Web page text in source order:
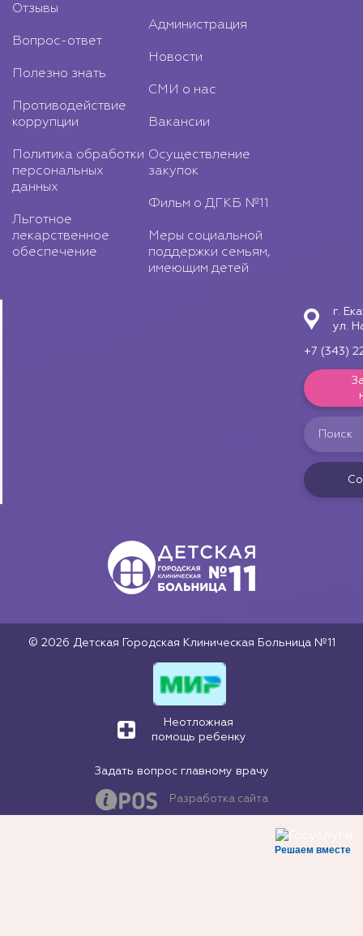
Отзывы
Вопрос-ответ
Полезно знать
Противодействие
коррупции
Политика обработки
персональных
данных
Льготное
лекарственное
обеспечение
Администрация
Новости
СМИ о нас
Вакансии
Осуществление
закупок
Фильм о ДГКБ №11
Меры социальной
поддержки семьям,
имеющим детей
г.
ул.
+7 (343)
© 2026 Детская Городская Клиническая Больница №11
Неотложная
помощь ребенку
Задать вопрос главному врачу
Разработка сайта
Решаем вместе